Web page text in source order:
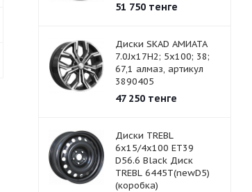
51 750тенге
Диски SKAD АМИАТА
7.0Jx17H2; 5х100; 38;
67,1 алмаз, артикул
3890405
47 250тенге
Диски TREBL
6x15/4x100 ET39
D56.6 Black Диск
TREBL 6445T(newD5)
(коробка)